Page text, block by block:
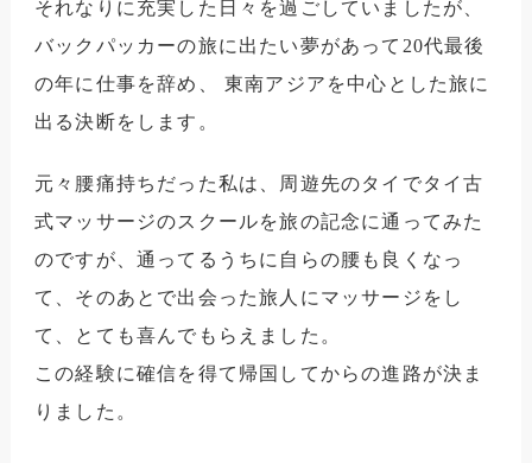
それなりに充実した日々を過ごしていましたが、
バックパッカーの旅に出たい夢があって20代最後
の年に仕事を辞め、
東南アジアを中心とした旅に
出る決断をします。
元々腰痛持ちだった私は、周遊先のタイでタイ古
式マッサージのスクールを旅の記念に通ってみた
のですが、通ってるうちに自らの腰も良くなっ
て、そのあとで出会った旅人にマッサージをし
て、とても喜んでもらえました。
この経験に確信を得て帰国してからの進路が決ま
りました。